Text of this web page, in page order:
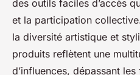
des outils faciles d’accès
et la participation
la diversité artistique et
produits reflètent une
d’influences, dépassant